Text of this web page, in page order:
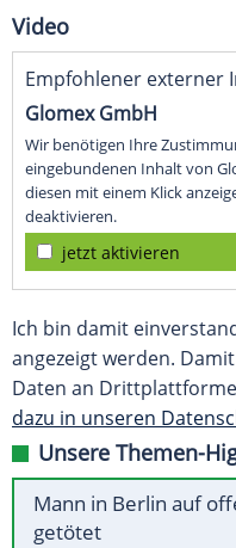
Video
Empfohlener externer
Glomex GmbH
Wir benötigen Ihre
eingebundenen Inhalt von
diesen mit einem Klick
deaktivieren.
jetzt aktivieren
Ich bin damit
angezeigt werden.
Daten an
dazu in unseren
Unsere Themen-
Mann in Berlin auf
getötet